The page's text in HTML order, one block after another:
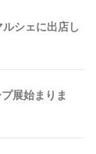
シェに出店し
展始まりま